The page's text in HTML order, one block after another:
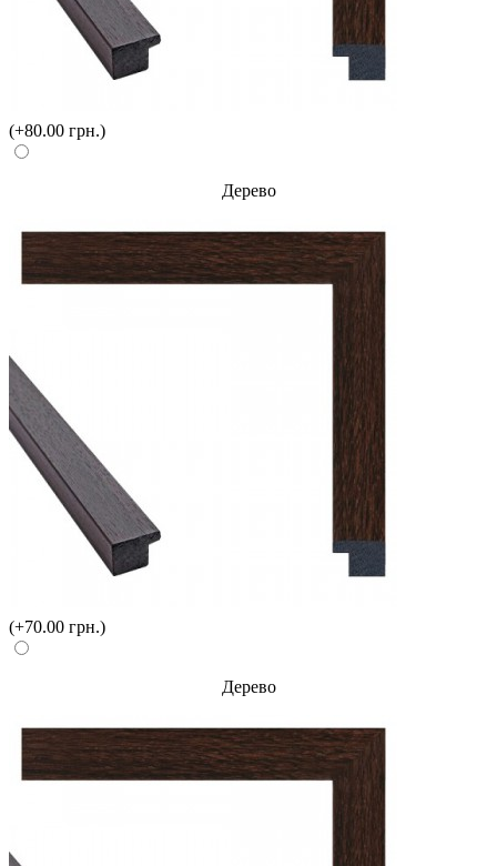
(+80.00 грн.)
Дерево
(+70.00 грн.)
Дерево